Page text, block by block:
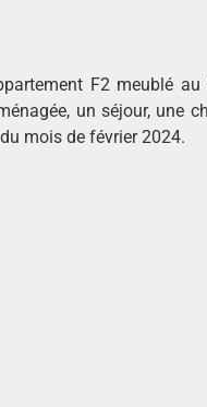
F2 meublé
un séjour, une
mois de février 2024.